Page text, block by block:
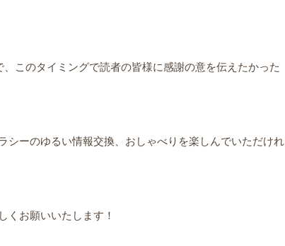
このタイミングで読者の皆様に感謝の意を伝えたかった
シーのゆるい情報交換、おしゃべりを楽しんでいただけれ
くお願いいたします！